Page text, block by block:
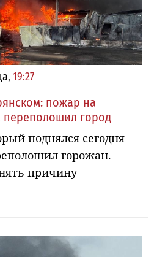
19:27
пожар на
переполошил город
поднялся сегодня
горожан.
причину